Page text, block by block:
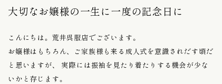
大切なお嬢様の一生に一度の記念日に
こんにちは。荒井呉服店でございます。
お嬢様はもちろん、ご家族様も来る成人式を意識されだす頃だ
と思いますが、
実際には振袖を見たり着たりする機会が少な
いかと存じます。